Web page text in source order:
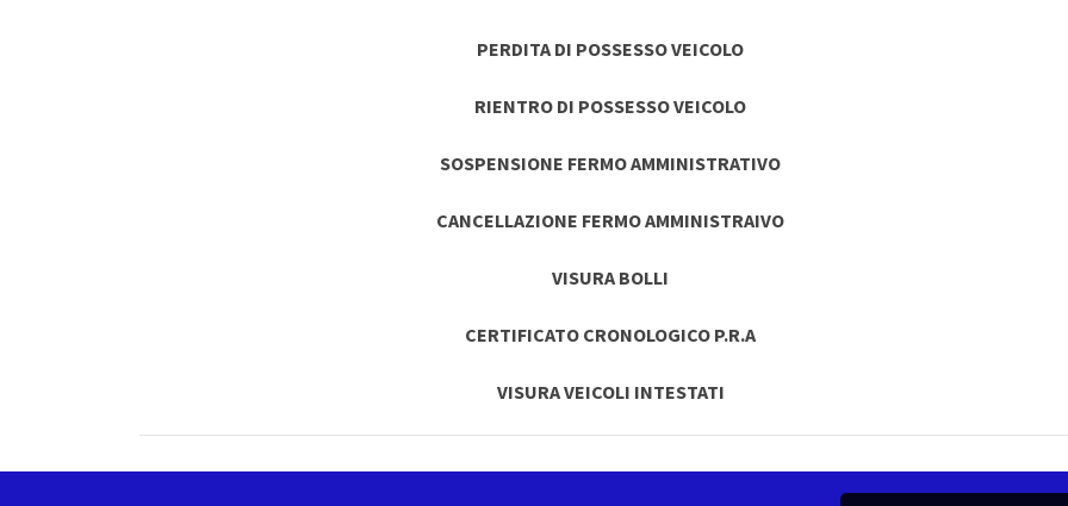
PERDITA DI POSSESSO VEICOLO
RIENTRO DI POSSESSO VEICOLO
SOSPENSIONE FERMO AMMINISTRATIVO
CANCELLAZIONE FERMO AMMINISTRAIVO
VISURA BOLLI
CERTIFICATO CRONOLOGICO P.R.A
VISURA VEICOLI INTESTATI